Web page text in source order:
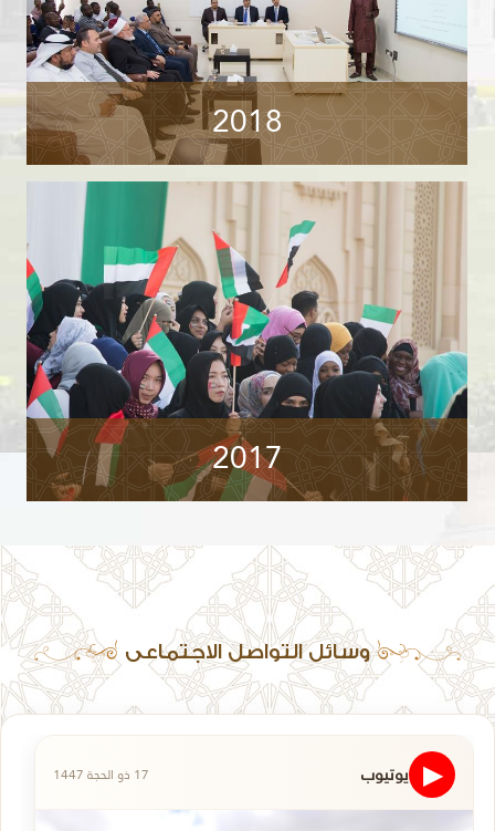
2018
2017
وسائل التواصل الاجتماعي
▶ يوتيوب 17 ذو الحجة 1447